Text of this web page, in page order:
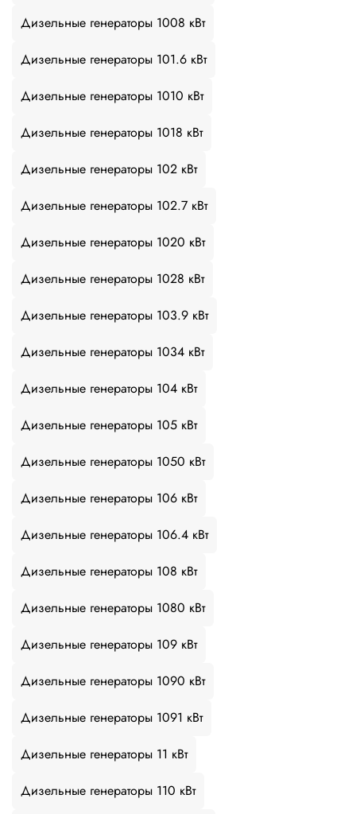
Дизельные генераторы 1008 кВт
Дизельные генераторы 101.6 кВт
Дизельные генераторы 1010 кВт
Дизельные генераторы 1018 кВт
Дизельные генераторы 102 кВт
Дизельные генераторы 102.7 кВт
Дизельные генераторы 1020 кВт
Дизельные генераторы 1028 кВт
Дизельные генераторы 103.9 кВт
Дизельные генераторы 1034 кВт
Дизельные генераторы 104 кВт
Дизельные генераторы 105 кВт
Дизельные генераторы 1050 кВт
Дизельные генераторы 106 кВт
Дизельные генераторы 106.4 кВт
Дизельные генераторы 108 кВт
Дизельные генераторы 1080 кВт
Дизельные генераторы 109 кВт
Дизельные генераторы 1090 кВт
Дизельные генераторы 1091 кВт
Дизельные генераторы 11 кВт
Дизельные генераторы 110 кВт